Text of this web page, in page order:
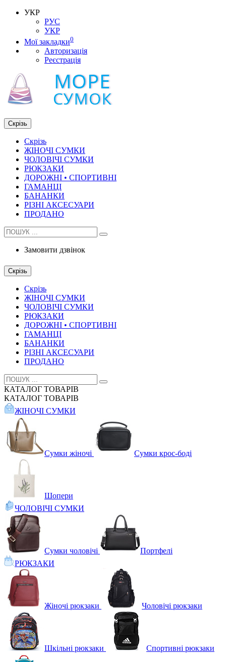
УКР
РУС
УКР
Мої закладки0
Авторизація
Реєстрація
Скрізь
Скрізь
ЖІНОЧІ СУМКИ
ЧОЛОВІЧІ СУМКИ
РЮКЗАКИ
ДОРОЖНІ • СПОРТИВНІ
ГАМАНЦІ
БАНАНКИ
РІЗНІ АКСЕСУАРИ
ПРОДАНО
Замовити дзвінок
Скрізь
Скрізь
ЖІНОЧІ СУМКИ
ЧОЛОВІЧІ СУМКИ
РЮКЗАКИ
ДОРОЖНІ • СПОРТИВНІ
ГАМАНЦІ
БАНАНКИ
РІЗНІ АКСЕСУАРИ
ПРОДАНО
КАТАЛОГ ТОВАРІВ
КАТАЛОГ ТОВАРІВ
ЖІНОЧІ СУМКИ
Сумки жіночі Сумки крос-боді
Шопери
ЧОЛОВІЧІ СУМКИ
Сумки чоловічі
Портфелі
РЮКЗАКИ
Жіночі рюкзаки Чоловічі рюкзаки
Шкільні рюкзаки Спортивні рюкзаки